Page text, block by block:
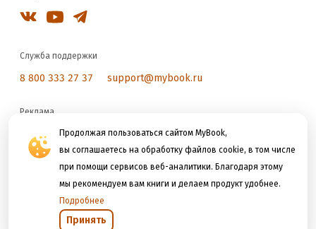
Продолжая пользоваться сайтом MyBook,
вы соглашаетесь на обработку файлов cookie, в том числе
при помощи сервисов веб-аналитики. Благодаря этому
мы рекомендуем вам книги и делаем продукт удобнее.
Подробнее
Принять
Служба поддержки
8 800 333 27 37 support@mybook.ru
Реклама
reklama@litres.ru
Мы принимаем к оплате